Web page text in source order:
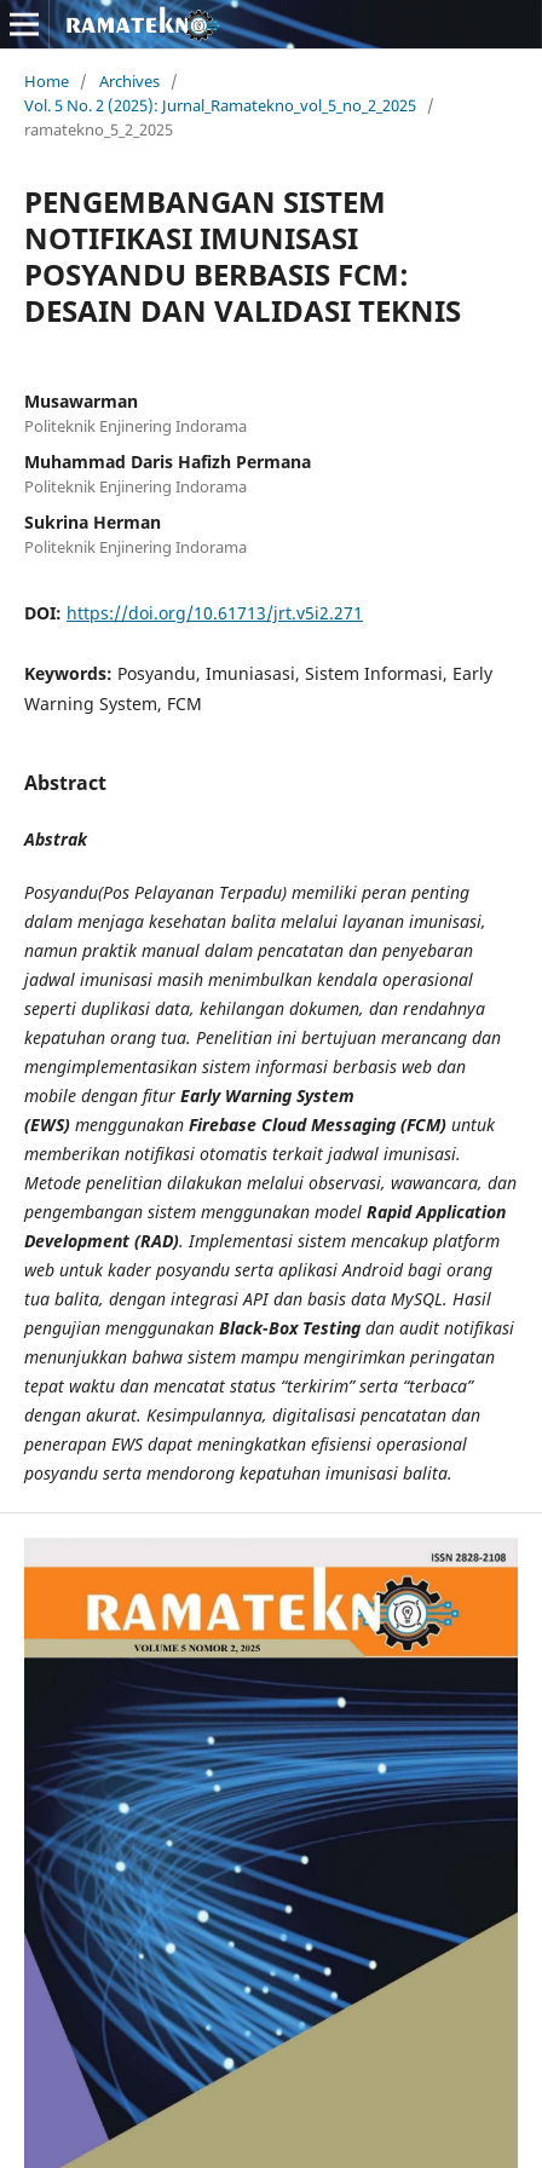
Home / Archives /
Vol. 5 No. 2 (2025): Jurnal_Ramatekno_vol_5_no_2_2025 /
ramatekno_5_2_2025
PENGEMBANGAN SISTEM
NOTIFIKASI IMUNISASI
POSYANDU BERBASIS FCM:
DESAIN DAN VALIDASI TEKNIS
Musawarman
Politeknik Enjinering Indorama
Muhammad Daris Hafizh Permana
Politeknik Enjinering Indorama
Sukrina Herman
Politeknik Enjinering Indorama
DOI: https://doi.org/10.61713/jrt.v5i2.271
Keywords: Posyandu, Imuniasasi, Sistem Informasi, Early
Warning System, FCM
Abstract
Abstrak
Posyandu(Pos Pelayanan Terpadu) memiliki peran penting
dalam menjaga kesehatan balita melalui layanan imunisasi,
namun praktik manual dalam pencatatan dan penyebaran
jadwal imunisasi masih menimbulkan kendala operasional
seperti duplikasi data, kehilangan dokumen, dan rendahnya
kepatuhan orang tua. Penelitian ini bertujuan merancang dan
mengimplementasikan sistem informasi berbasis web dan
mobile dengan fitur Early Warning System
(EWS)menggunakan Firebase Cloud Messaging (FCM)untuk
memberikan notifikasi otomatis terkait jadwal imunisasi.
Metode penelitian dilakukan melalui observasi, wawancara, dan
pengembangan sistem menggunakan model Rapid Application
Development (RAD). Implementasi sistem mencakup platform
web untuk kader posyandu serta aplikasi Android bagi orang
tua balita, dengan integrasi API dan basis data MySQL. Hasil
pengujian menggunakan Black-Box Testingdan audit notifikasi
menunjukkan bahwa sistem mampu mengirimkan peringatan
tepat waktu dan mencatat status “terkirim” serta “terbaca”
dengan akurat. Kesimpulannya, digitalisasi pencatatan dan
penerapan EWS dapat meningkatkan efisiensi operasional
posyandu serta mendorong kepatuhan imunisasi balita.